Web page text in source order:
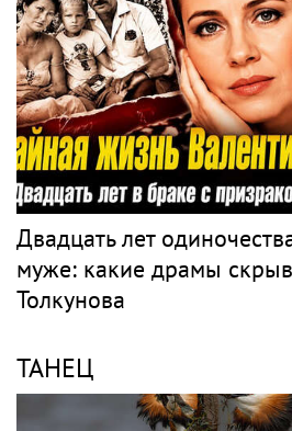
Двадцать лет
муже: какие драмы
Толкунова
ТАНЕЦ